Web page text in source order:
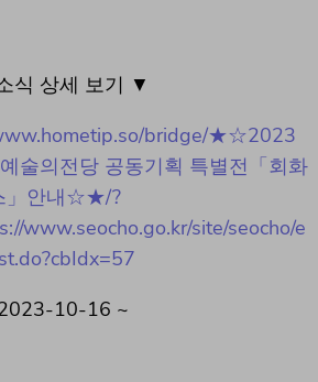
식 상세 보기 ▼
bridge/★☆2023
술의전당 공동기획 특별전「회화
」안내☆★/?
www.seocho.go.kr/site/seocho/e
10-16 ~